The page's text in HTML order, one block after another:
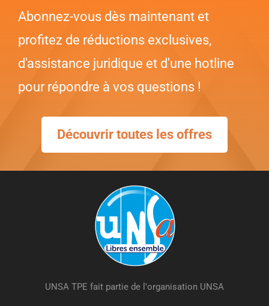
Abonnez-vous dès maintenant et
profitez de réductions exclusives,
d'assistance juridique et d'une hotline
pour répondre à vos questions !
Découvrir toutes les offres
UNSA TPE fait partie de l'organisation UNSA